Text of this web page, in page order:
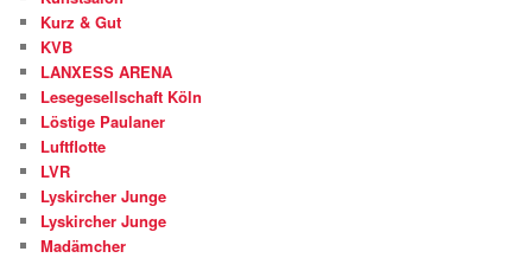
Kurz & Gut
KVB
LANXESS ARENA
Lesegesellschaft Köln
Löstige Paulaner
Luftflotte
LVR
Lyskircher Junge
Lyskircher Junge
Madämcher